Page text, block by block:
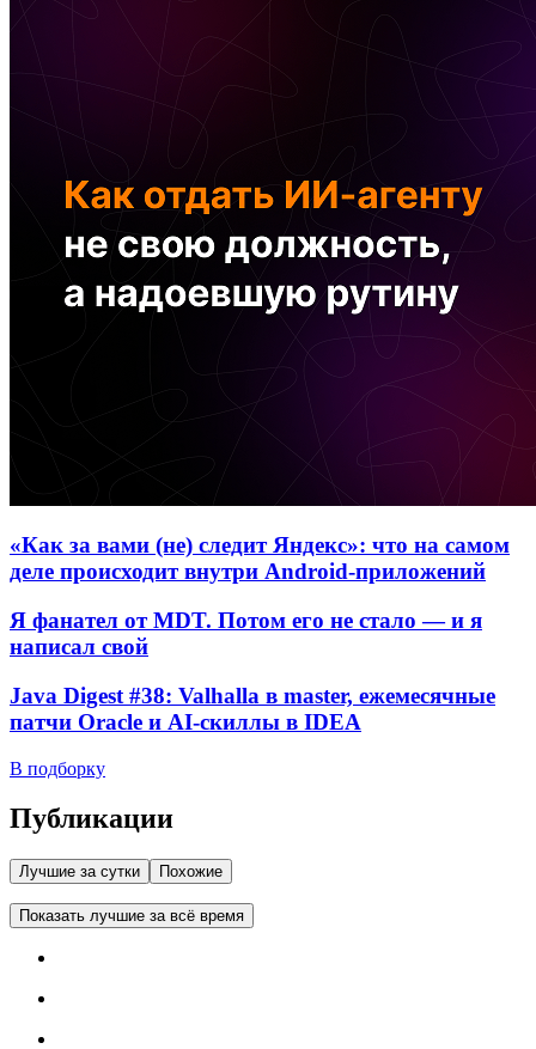
«Как за вами (не) следит Яндекс»: что на самом
деле происходит внутри Android-приложений
Я фанател от MDT. Потом его не стало — и я
написал свой
Java Digest #38: Valhalla в master, ежемесячные
патчи Oracle и AI-скиллы в IDEA
В подборку
Публикации
Лучшие за сутки Похожие
Показать лучшие за всё время